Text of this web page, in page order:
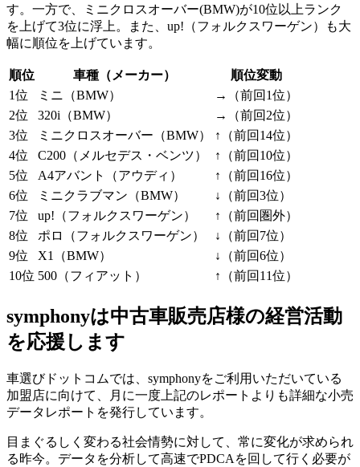
す。一方で、ミニクロスオーバー(BMW)が10位以上ランク
を上げて3位に浮上。また、up!（フォルクスワーゲン）も大
幅に順位を上げています。
順位 車種（メーカー）
順位変動
1位
ミニ（BMW）
→（前回1位）
2位
320i（BMW）
→（前回2位）
3位
ミニクロスオーバー（BMW）
↑（前回14位）
4位
C200（メルセデス・ベンツ）
↑（前回10位）
5位
A4アバント（アウディ）
↑（前回16位）
6位
ミニクラブマン（BMW）
↓（前回3位）
7位
up!（フォルクスワーゲン）
↑（前回圏外）
8位
ポロ（フォルクスワーゲン）
↓（前回7位）
9位
X1（BMW）
↓（前回6位）
10位 500（フィアット） ↑（前回11位）
symphonyは中古車販売店様の経営活動
を応援します
車選びドットコムでは、symphonyをご利用いただいている
加盟店に向けて、月に一度上記のレポートよりも詳細な小売
データレポートを発行しています。
目まぐるしく変わる社会情勢に対して、常に変化が求められ
る昨今。データを分析して高速でPDCAを回して行く必要が